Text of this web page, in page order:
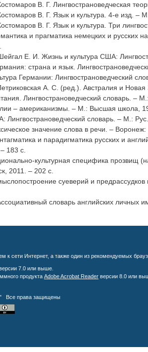
В. Г. Лингвострановедческая
В. Г. Язык и культура. 4-е изд. –
В. Г. Язык и культура. Три
и прагматика немецких и русских
Е. И. Жизнь и культура США:
страна и язык.
Германии: Лингвострановедческий
А. С. (ред.). Австралия и
Лингвострановедческий словарь. –
– американизмы. – М.: Высшая школа,
Лингвострановедческий словарь. – М.:
значение слова в речи. –
и парадигматика русских и
183 с.
культурная специфика прозвищ
2011. – 202 c.
суеверий и предрассудков
словарь английских личных
к сети Интернет, а также один из рекомендуемых
7.0 или выше.
продукта Adobe Acrobat Reader версии 8.0 или
Все права защищены